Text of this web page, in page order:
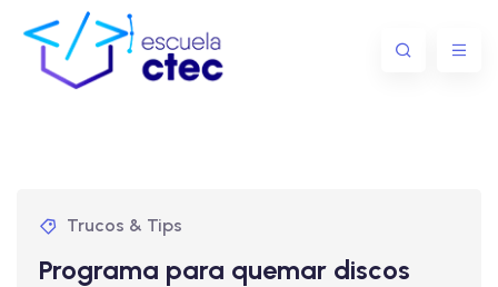
Trucos & Tips
Programa para quemar discos